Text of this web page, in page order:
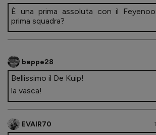
È una prima assoluta con il
prima squadra?
beppe28
Bellissimo il De Kuip!
la vasca!
EVAIR70